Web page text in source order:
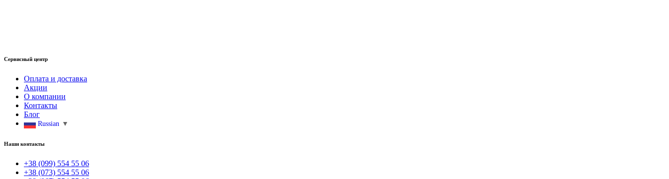
Сервисный центр
Оплата и доставка
Акции
О компании
Контакты
Блог
Russian ▼
Наши контакты
+38 (099) 554 55 06
+38 (073) 554 55 06